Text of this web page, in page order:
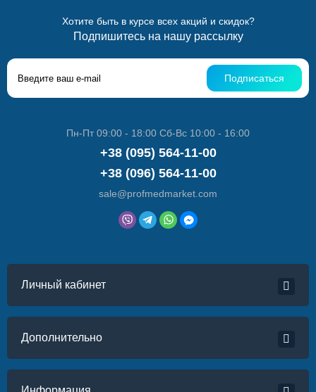
Хотите быть в курсе всех акций и скидок?
Подпишитесь на нашу рассылку
Подписаться
Пн-Пт 09:00 - 18:00 Сб-Вс 10:00 - 16:00
+38 (095) 564-11-00
+38 (096) 564-11-00
sale@profmedmarket.com
Личный кабинет
Дополнительно